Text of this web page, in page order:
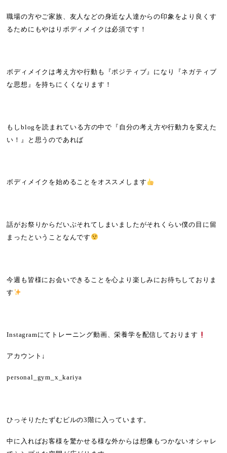
職場の方やご家族、友人などの身近な人達からの印象をより良くす
るためにもやはりボディメイクは必須です！
ボディメイクは考え方や行動も『ポジティブ』になり『ネガティブ
な思想』を持ちにくくなります！
もしblog を読まれている方の中で『自分の考え方や行動力を変えた
い！』と思うのであれば
ボディメイクを始めることをオススメします
話がお祭りからだいぶそれてしまいましたがそれくらい僕の目に留
まったということなんです
今週も皆様にお会いできることを心より楽しみにお待ちしておりま
す
Instagramにてトレーニング動画、栄養学を配信しております
アカウント ↓
personal_gym_x_kariya
ひっそりたたずむビルの3 階に入っています。
中に入ればお客様を驚かせる様な外からは想像もつかないオシャレ